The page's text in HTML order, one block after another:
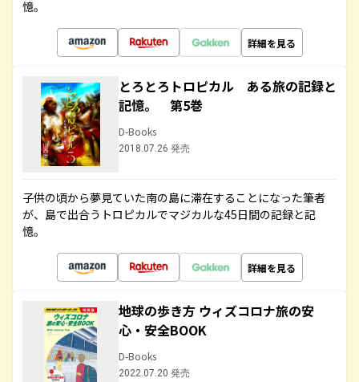
憶。
詳細を見る
とろとろトロピカル ある旅の記録と
記憶。 第5巻
D-Books
2018.07.26 発売
子供の頃から夢見ていた南の島に滞在することになった筆者
が、島で出合うトロピカルでマジカルな45日間の記録と記
憶。
詳細を見る
地球の歩き方 ウィズコロナ旅の安
心・安全BOOK
D-Books
2022.07.20 発売